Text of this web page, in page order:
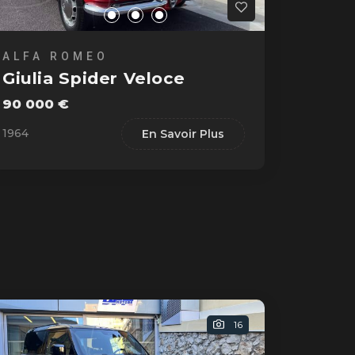
ALFA ROMEO
Giulia Spider Veloce
90 000 €
1964 En Savoir Plus
16